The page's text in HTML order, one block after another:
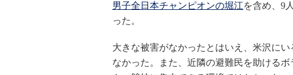
男子全日本チャンピオンの堀江を含め、9
った。
大きな被害がなかったとはいえ、米沢に
なかった。また、近隣の避難民を助ける